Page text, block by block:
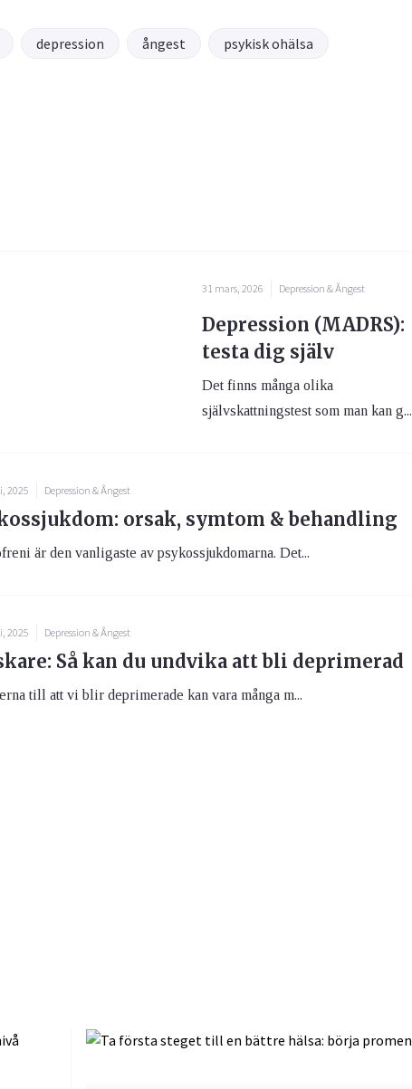
depression ångest psykisk ohälsa
31 mars, 2026 Depression & Ångest
Depression (MADRS):
testa dig själv
Det finns många olika
självskattningstest som man kan g...
2025 Depression & Ångest
orsak, symtom & behandling
är den vanligaste av psykossjukdomarna. Det...
2025 Depression & Ångest
Så kan du undvika att bli deprimerad
till att vi blir deprimerade kan vara många m...